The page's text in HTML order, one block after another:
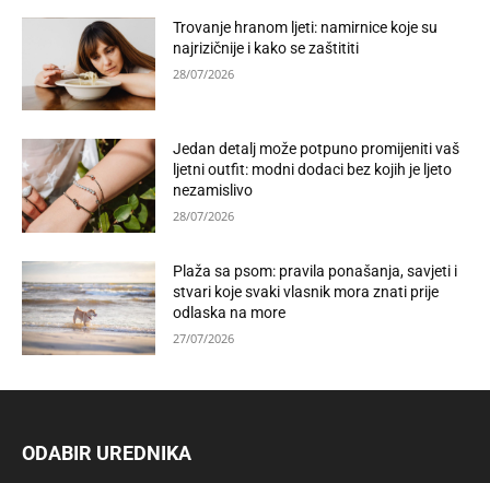
Trovanje hranom ljeti: namirnice koje su
najrizičnije i kako se zaštititi
28/07/2026
Jedan detalj može potpuno promijeniti vaš
ljetni outfit: modni dodaci bez kojih je ljeto
nezamislivo
28/07/2026
Plaža sa psom: pravila ponašanja, savjeti i
stvari koje svaki vlasnik mora znati prije
odlaska na more
27/07/2026
ODABIR UREDNIKA